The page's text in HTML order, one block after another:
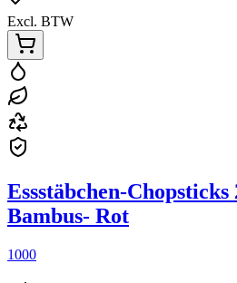
Excl. BTW
Essstäbchen-Chopsticks
Bambus- Rot
1000